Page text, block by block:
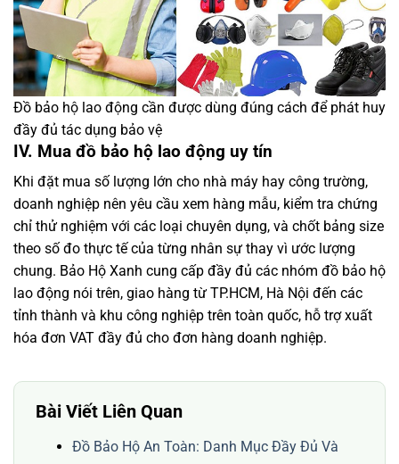
Đồ bảo hộ lao động cần được dùng đúng cách để phát huy
đầy đủ tác dụng bảo vệ
IV. Mua đồ bảo hộ lao động uy tín
Khi đặt mua số lượng lớn cho nhà máy hay công trường,
doanh nghiệp nên yêu cầu xem hàng mẫu, kiểm tra chứng
chỉ thử nghiệm với các loại chuyên dụng, và chốt bảng size
theo số đo thực tế của từng nhân sự thay vì ước lượng
chung. Bảo Hộ Xanh cung cấp đầy đủ các nhóm đồ bảo hộ
lao động nói trên, giao hàng từ TP.HCM, Hà Nội đến các
tỉnh thành và khu công nghiệp trên toàn quốc, hỗ trợ xuất
hóa đơn VAT đầy đủ cho đơn hàng doanh nghiệp.
Bài Viết Liên Quan
Đồ Bảo Hộ An Toàn: Danh Mục Đầy Đủ Và